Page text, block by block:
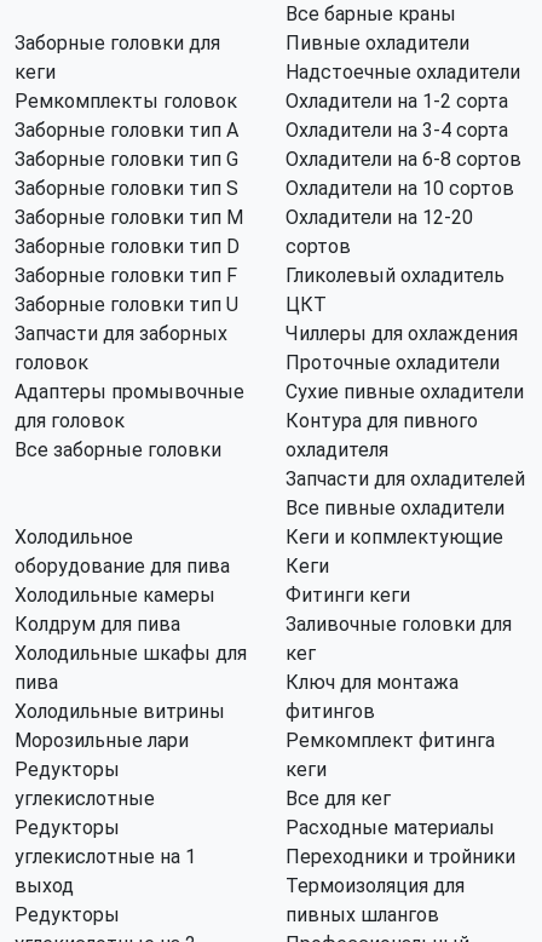
Все барные краны
Заборные головки для
кеги
Ремкомплекты головок
Заборные головки тип А
Заборные головки тип G
Заборные головки тип S
Заборные головки тип M
Заборные головки тип D
Заборные головки тип F
Заборные головки тип U
Запчасти для заборных
головок
Адаптеры промывочные
для головок
Все заборные головки
Пивные охладители
Надстоечные охладители
Охладители на 1-2 сорта
Охладители на 3-4 сорта
Охладители на 6-8 сортов
Охладители на 10 сортов
Охладители на 12-20
сортов
Гликолевый охладитель
ЦКТ
Чиллеры для охлаждения
Проточные охладители
Сухие пивные охладители
Контура для пивного
охладителя
Запчасти для охладителей
Все пивные охладители
Холодильное
оборудование для пива
Холодильные камеры
Колдрум для пива
Холодильные шкафы для
пива
Холодильные витрины
Морозильные лари
Редукторы
углекислотные
Редукторы
углекислотные на 1
выход
Редукторы
Кеги и копмлектующие
Кеги
Фитинги кеги
Заливочные головки для
кег
Ключ для монтажа
фитингов
Ремкомплект фитинга
кеги
Все для кег
Расходные материалы
Переходники и тройники
Термоизоляция для
пивных шлангов